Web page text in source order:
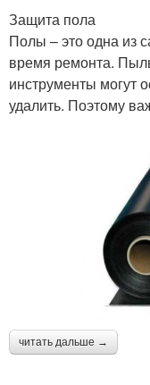
Защита пола
Полы – это одна из
время ремонта.
инструменты могут
удалить. Поэтому
читать дальше →